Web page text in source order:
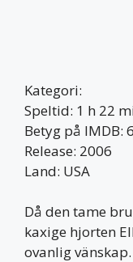
Kategori:
Speltid: 1 h 22
Betyg på IMDB:
Release: 2006
Land: USA
Då den tame
kaxige hjorten
ovanlig